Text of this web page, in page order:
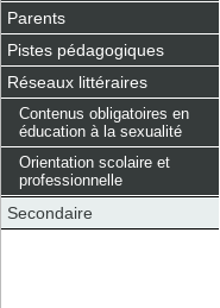
Parents
Pistes pédagogiques
Réseaux littéraires
Contenus obligatoires en
éducation à la sexualité
Orientation scolaire et
professionnelle
Secondaire